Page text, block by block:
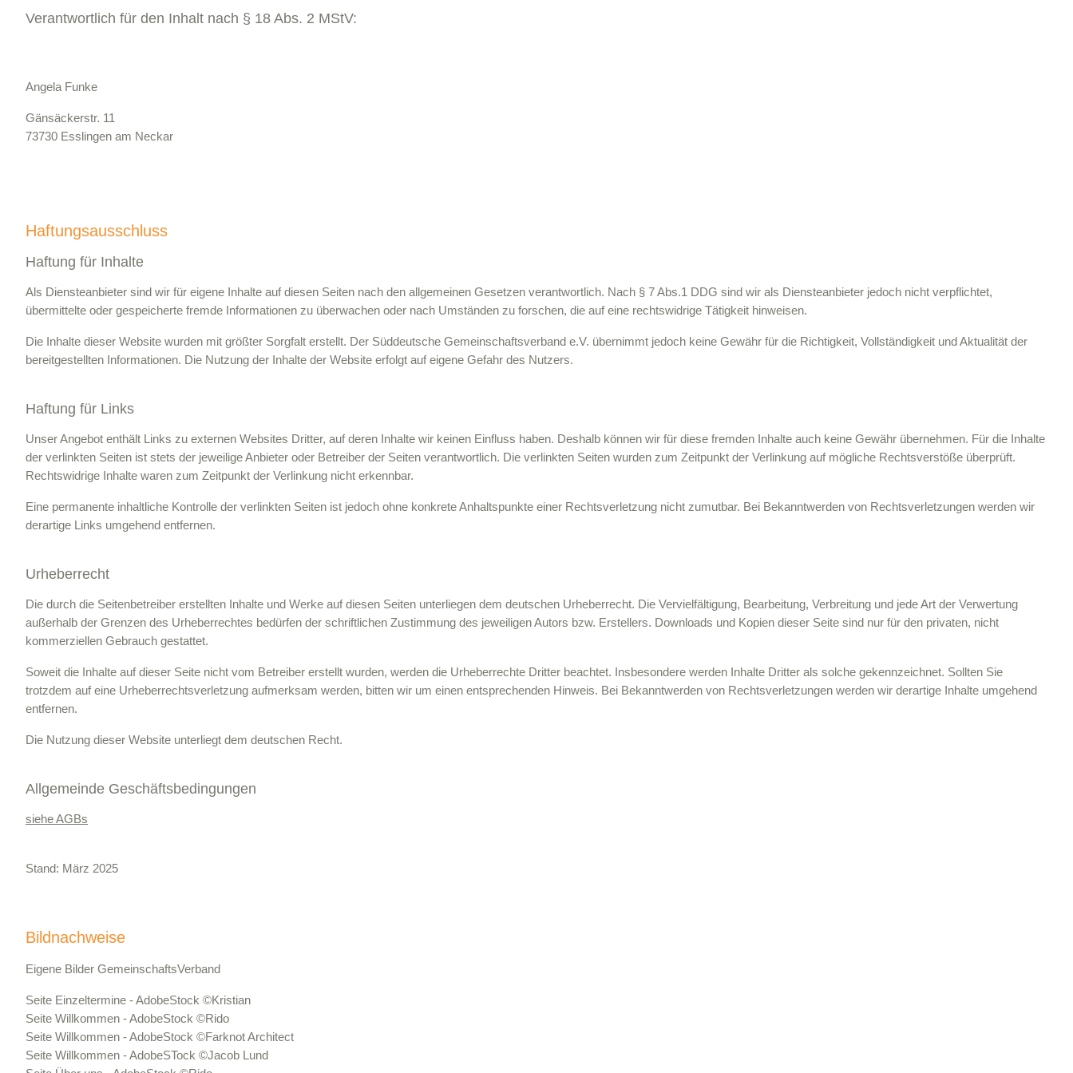
Verantwortlich für den Inhalt nach § 18 Abs. 2 MStV:
Angela Funke
Gänsäckerstr. 11
73730 Esslingen am Neckar
Haftungsausschluss
Haftung für Inhalte
Als Diensteanbieter sind wir für eigene Inhalte auf diesen Seiten nach den allgemeinen Gesetzen verantwortlich. Nach § 7 Abs.1 DDG sind wir als Diensteanbieter jedoch nicht verpflichtet,
übermittelte oder gespeicherte fremde Informationen zu überwachen oder nach Umständen zu forschen, die auf eine rechtswidrige Tätigkeit hinweisen.
Die Inhalte dieser Website wurden mit größter Sorgfalt erstellt. Der Süddeutsche Gemeinschaftsverband e.V. übernimmt jedoch keine Gewähr für die Richtigkeit, Vollständigkeit und Aktualität der
bereitgestellten Informationen. Die Nutzung der Inhalte der Website erfolgt auf eigene Gefahr des Nutzers.
Haftung für Links
Unser Angebot enthält Links zu externen Websites Dritter, auf deren Inhalte wir keinen Einfluss haben. Deshalb können wir für diese fremden Inhalte auch keine Gewähr übernehmen. Für die Inhalte
der verlinkten Seiten ist stets der jeweilige Anbieter oder Betreiber der Seiten verantwortlich. Die verlinkten Seiten wurden zum Zeitpunkt der Verlinkung auf mögliche Rechtsverstöße überprüft.
Rechtswidrige Inhalte waren zum Zeitpunkt der Verlinkung nicht erkennbar.
Eine permanente inhaltliche Kontrolle der verlinkten Seiten ist jedoch ohne konkrete Anhaltspunkte einer Rechtsverletzung nicht zumutbar. Bei Bekanntwerden von Rechtsverletzungen werden wir
derartige Links umgehend entfernen.
Urheberrecht
Die durch die Seitenbetreiber erstellten Inhalte und Werke auf diesen Seiten unterliegen dem deutschen Urheberrecht. Die Vervielfältigung, Bearbeitung, Verbreitung und jede Art der Verwertung
außerhalb der Grenzen des Urheberrechtes bedürfen der schriftlichen Zustimmung des jeweiligen Autors bzw. Erstellers. Downloads und Kopien dieser Seite sind nur für den privaten, nicht
kommerziellen Gebrauch gestattet.
Soweit die Inhalte auf dieser Seite nicht vom Betreiber erstellt wurden, werden die Urheberrechte Dritter beachtet. Insbesondere werden Inhalte Dritter als solche gekennzeichnet. Sollten Sie
trotzdem auf eine Urheberrechtsverletzung aufmerksam werden, bitten wir um einen entsprechenden Hinweis. Bei Bekanntwerden von Rechtsverletzungen werden wir derartige Inhalte umgehend
entfernen.
Die Nutzung dieser Website unterliegt dem deutschen Recht.
Allgemeinde Geschäftsbedingungen
siehe AGBs
Stand: März 2025
Bildnachweise
Eigene Bilder GemeinschaftsVerband
Seite Einzeltermine - AdobeStock ©Kristian
Seite Willkommen - AdobeStock ©Rido
Seite Willkommen - AdobeStock ©Farknot Architect
Seite Willkommen - AdobeSTock ©Jacob Lund